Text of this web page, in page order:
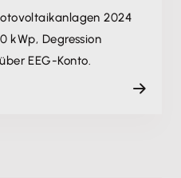
2024
kWp, Degression
EEG-Konto.